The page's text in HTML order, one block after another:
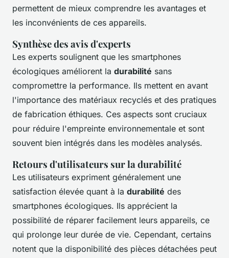
permettent de mieux comprendre les avantages et
les inconvénients de ces appareils.
Synthèse des avis d'experts
Les experts soulignent que les smartphones
écologiques améliorent la durabilité sans
compromettre la performance. Ils mettent en avant
l'importance des matériaux recyclés et des pratiques
de fabrication éthiques. Ces aspects sont cruciaux
pour réduire l'empreinte environnementale et sont
souvent bien intégrés dans les modèles analysés.
Retours d'utilisateurs sur la durabilité
Les utilisateurs expriment généralement une
satisfaction élevée quant à la durabilité des
smartphones écologiques. Ils apprécient la
possibilité de réparer facilement leurs appareils, ce
qui prolonge leur durée de vie. Cependant, certains
notent que la disponibilité des pièces détachées peut